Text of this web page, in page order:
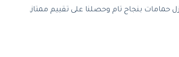
حمامات بنجاح تام وحصلنا على تقييم ممتاز.